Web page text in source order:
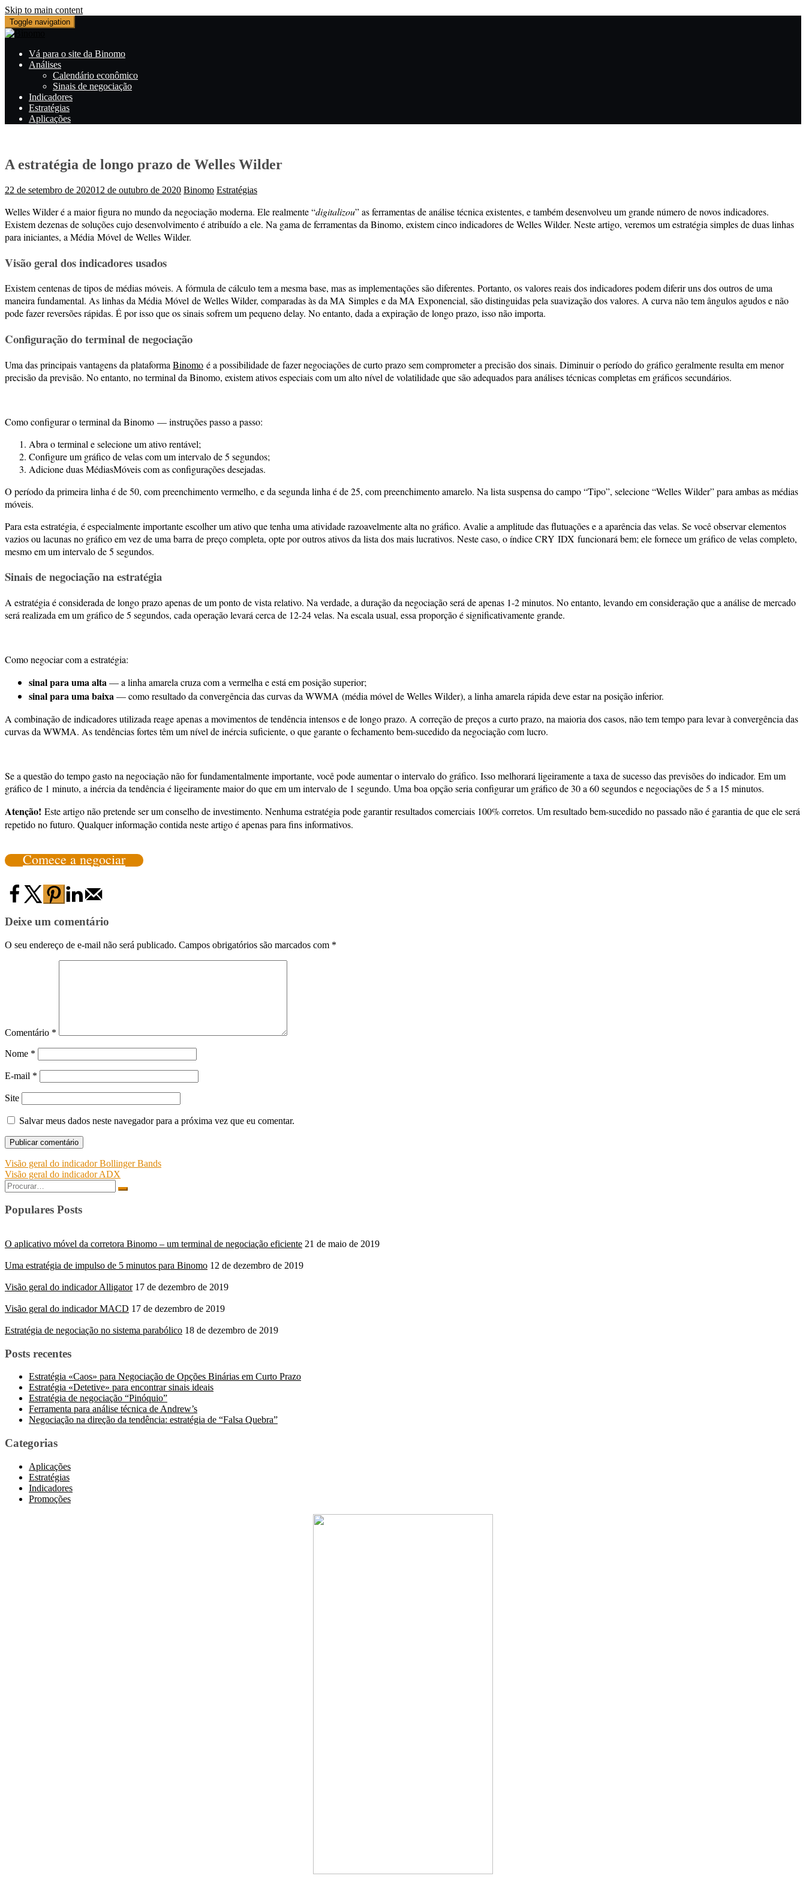
Skip to main content
Toggle navigation
Vá para o site da Binomo
Análises
Calendário econômico
Sinais de negociação
Indicadores
Estratégias
Aplicações
A estratégia de longo prazo de Welles Wilder
22 de setembro de 202012 de outubro de 2020 Binomo Estratégias
Welles Wilder é a maior figura no mundo da negociação moderna. Ele realmente “digitalizou” as ferramentas de análise técnica existentes, e também desenvolveu um grande número de novos indicadores.
Existem dezenas de soluções cujo desenvolvimento é atribuído a ele. Na gama de ferramentas da Binomo, existem cinco indicadores de Welles Wilder. Neste artigo, veremos um estratégia simples de duas linhas
para iniciantes, a Média Móvel de Welles Wilder.
Visão geral dos indicadores usados
Existem centenas de tipos de médias móveis. A fórmula de cálculo tem a mesma base, mas as implementações são diferentes. Portanto, os valores reais dos indicadores podem diferir uns dos outros de uma
maneira fundamental. As linhas da Média Móvel de Welles Wilder, comparadas às da MA Simples e da MA Exponencial, são distinguidas pela suavização dos valores. A curva não tem ângulos agudos e não
pode fazer reversões rápidas. É por isso que os sinais sofrem um pequeno delay. No entanto, dada a expiração de longo prazo, isso não importa.
Configuração do terminal de negociação
Uma das principais vantagens da plataforma Binomo é a possibilidade de fazer negociações de curto prazo sem comprometer a precisão dos sinais. Diminuir o período do gráfico geralmente resulta em menor
precisão da previsão. No entanto, no terminal da Binomo, existem ativos especiais com um alto nível de volatilidade que são adequados para análises técnicas completas em gráficos secundários.
Como configurar o terminal da Binomo — instruções passo a passo:
Abra o terminal e selecione um ativo rentável;
Configure um gráfico de velas com um intervalo de 5 segundos;
Adicione duas MédiasMóveis com as configurações desejadas.
O período da primeira linha é de 50, com preenchimento vermelho, e da segunda linha é de 25, com preenchimento amarelo. Na lista suspensa do campo “Tipo”, selecione “Welles Wilder” para ambas as médias
móveis.
Para esta estratégia, é especialmente importante escolher um ativo que tenha uma atividade razoavelmente alta no gráfico. Avalie a amplitude das flutuações e a aparência das velas. Se você observar elementos
vazios ou lacunas no gráfico em vez de uma barra de preço completa, opte por outros ativos da lista dos mais lucrativos. Neste caso, o índice CRY IDX funcionará bem; ele fornece um gráfico de velas completo,
mesmo em um intervalo de 5 segundos.
Sinais de negociação na estratégia
A estratégia é considerada de longo prazo apenas de um ponto de vista relativo. Na verdade, a duração da negociação será de apenas 1-2 minutos. No entanto, levando em consideração que a análise de mercado
será realizada em um gráfico de 5 segundos, cada operação levará cerca de 12-24 velas. Na escala usual, essa proporção é significativamente grande.
Como negociar com a estratégia:
sinal para uma alta— a linha amarela cruza com a vermelha e está em posição superior;
sinal para uma baixa— como resultado da convergência das curvas da WWMA (média móvel de Welles Wilder), a linha amarela rápida deve estar na posição inferior.
A combinação de indicadores utilizada reage apenas a movimentos de tendência intensos e de longo prazo. A correção de preços a curto prazo, na maioria dos casos, não tem tempo para levar à convergência das
curvas da WWMA. As tendências fortes têm um nível de inércia suficiente, o que garante o fechamento bem-sucedido da negociação com lucro.
Se a questão do tempo gasto na negociação não for fundamentalmente importante, você pode aumentar o intervalo do gráfico. Isso melhorará ligeiramente a taxa de sucesso das previsões do indicador. Em um
gráfico de 1 minuto, a inércia da tendência é ligeiramente maior do que em um intervalo de 1 segundo. Uma boa opção seria configurar um gráfico de 30 a 60 segundos e negociações de 5 a 15 minutos.
Atenção! Este artigo não pretende ser um conselho de investimento. Nenhuma estratégia pode garantir resultados comerciais 100% corretos. Um resultado bem-sucedido no passado não é garantia de que ele será
repetido no futuro. Qualquer informação contida neste artigo é apenas para fins informativos.
Comece a negociar
Deixe um comentário
O seu endereço de e-mail não será publicado. Campos obrigatórios são marcados com *
Comentário *
Nome *
E-mail *
Site
Salvar meus dados neste navegador para a próxima vez que eu comentar.
Navegação
de
Post
Visão geral do indicador Bollinger Bands
Visão geral do indicador ADX
Search
for:
Populares Posts
O aplicativo móvel da corretora Binomo – um terminal de negociação eficiente 21 de maio de 2019
Uma estratégia de impulso de 5 minutos para Binomo 12 de dezembro de 2019
Visão geral do indicador Alligator 17 de dezembro de 2019
Visão geral do indicador MACD 17 de dezembro de 2019
Estratégia de negociação no sistema parabólico 18 de dezembro de 2019
Posts recentes
Estratégia «Caos» para Negociação de Opções Binárias em Curto Prazo
Estratégia «Detetive» para encontrar sinais ideais
Estratégia de negociação “Pinóquio”
Ferramenta para análise técnica de Andrew’s
Negociação na direção da tendência: estratégia de “Falsa Quebra”
Categorias
Aplicações
Estratégias
Indicadores
Promoções